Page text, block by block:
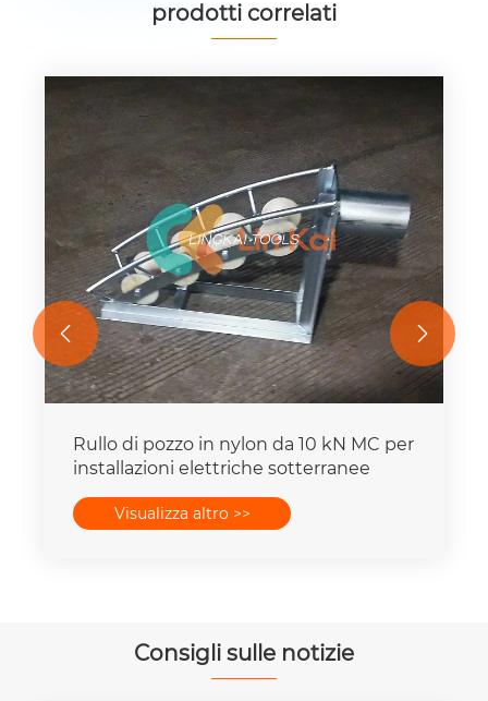
prodotti correlati
Rulli tiracavi in ​​linea retta con capacità
di 10 kN
Visualizza altro >>
 
Consigli sulle notizie